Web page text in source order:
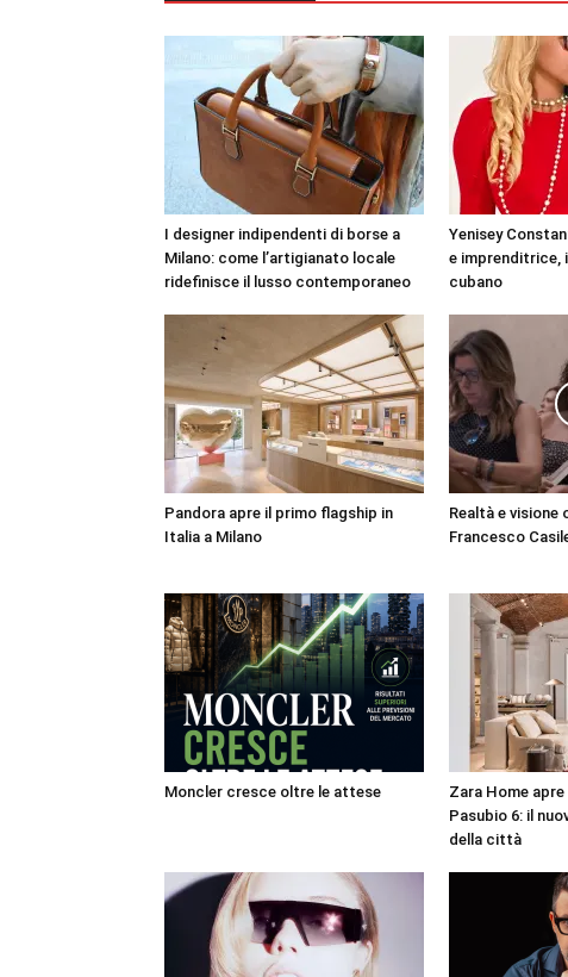
I designer indipendenti di borse a
Milano: come l’artigianato locale
ridefinisce il lusso contemporaneo
Yenisey
e imprenditrice,
cubano
Pandora apre il primo flagship in
Italia a Milano
Realtà e visione
Francesco
Moncler cresce oltre le attese
Zara Home apre
Pasubio 6: il
della città